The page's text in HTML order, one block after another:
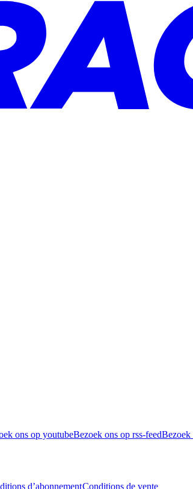
ons op youtubeBezoek ons op rss-feedBezoek
d’abonnementConditions de vente